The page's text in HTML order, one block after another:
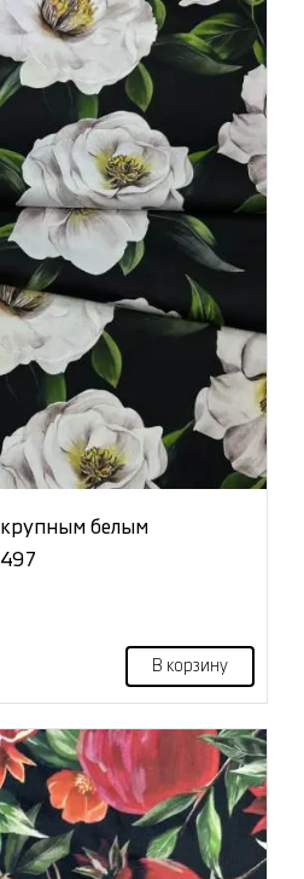
крупным белым
В корзину